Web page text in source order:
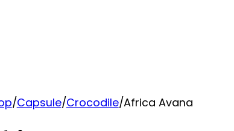
/Capsule/Crocodile/Africa Avana